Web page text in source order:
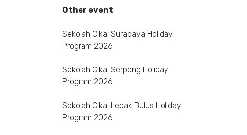
Other event
Sekolah Cikal Surabaya Holiday
Program 2026
Sekolah Cikal Serpong Holiday
Program 2026
Sekolah Cikal Lebak Bulus Holiday
Program 2026